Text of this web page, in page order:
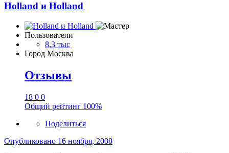
Holland и Holland
Пользователи
8,3 тыс
Город Москва
Отзывы
18 0 0
Общий рейтинг 100%
Поделиться
Опубликовано 16 ноября, 2008